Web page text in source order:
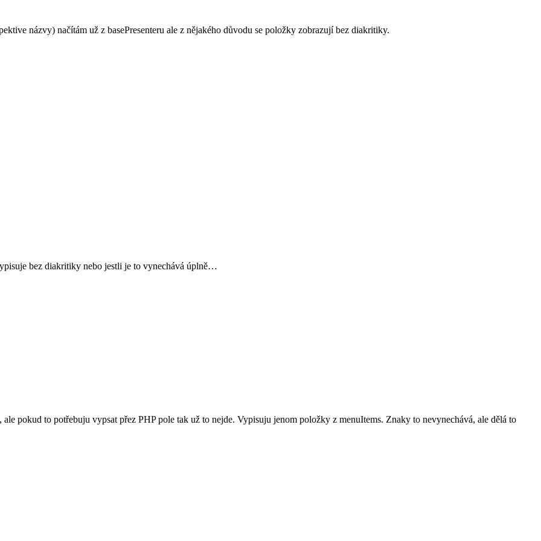
názvy) načítám už z basePresenteru ale z nějakého důvodu se položky zobrazují bez diakritiky.
bez diakritiky nebo jestli je to vynechává úplně…
pokud to potřebuju vypsat přez PHP pole tak už to nejde. Vypisuju jenom položky z menuItems. Znaky to nevynechává, ale dělá to